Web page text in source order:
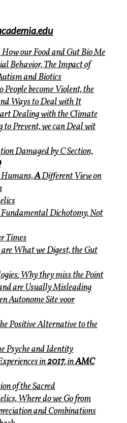
our Food and Gut Bio Me
Behavior, The Impact of
and Biotics
People become Violent, the
Ways to Deal with It
Dealing with the Climate
Prevent, we can Deal wit
Damaged by C Section,
Humans,ADifferent View on
Fundamental Dichotomy, Not
Times
are What we Digest, the Gut
; Why they miss the Point
are Usually Misleading
Autonome Site voor
Positive Alternative to the
Psyche and Identity
in2017, inAMC
of the Sacred
Where do we Go from
and Combinations